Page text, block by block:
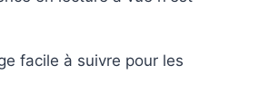
facile à suivre pour les